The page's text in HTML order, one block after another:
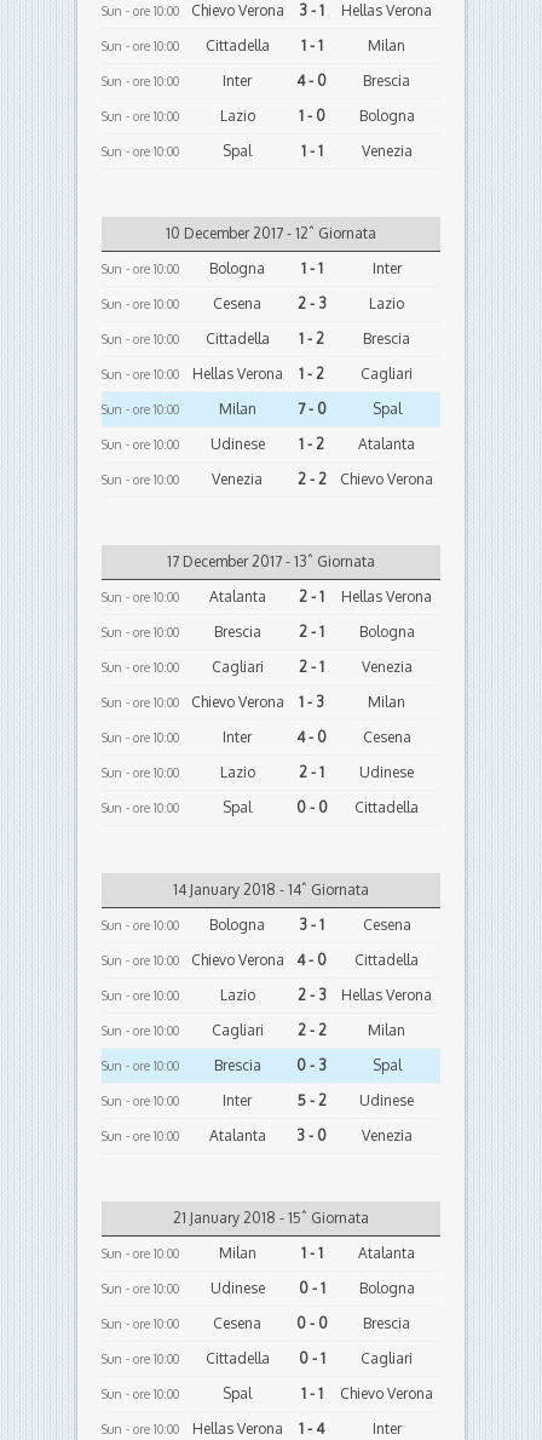
Sun - ore 10:00 Chievo Verona 3 - 1 Hellas Verona
Sun - ore 10:00 Cittadella 1 - 1 Milan
Sun - ore 10:00 Inter 4 - 0 Brescia
Sun - ore 10:00 Lazio 1 - 0 Bologna
Sun - ore 10:00 Spal 1 - 1 Venezia
10 December 2017 - 12ˆ Giornata
Sun - ore 10:00 Bologna 1 - 1 Inter
Sun - ore 10:00 Cesena 2 - 3 Lazio
Sun - ore 10:00 Cittadella 1 - 2 Brescia
Sun - ore 10:00 Hellas Verona 1 - 2 Cagliari
Sun - ore 10:00 Milan 7 - 0 Spal
Sun - ore 10:00 Udinese 1 - 2 Atalanta
Sun - ore 10:00 Venezia 2 - 2 Chievo Verona
17 December 2017 - 13ˆ Giornata
Sun - ore 10:00 Atalanta 2 - 1 Hellas Verona
Sun - ore 10:00 Brescia 2 - 1 Bologna
Sun - ore 10:00 Cagliari 2 - 1 Venezia
Sun - ore 10:00 Chievo Verona 1 - 3 Milan
Sun - ore 10:00 Inter 4 - 0 Cesena
Sun - ore 10:00 Lazio 2 - 1 Udinese
Sun - ore 10:00 Spal 0 - 0 Cittadella
14 January 2018 - 14ˆ Giornata
Sun - ore 10:00 Bologna 3 - 1 Cesena
Sun - ore 10:00 Chievo Verona 4 - 0 Cittadella
Sun - ore 10:00 Lazio 2 - 3 Hellas Verona
Sun - ore 10:00 Cagliari 2 - 2 Milan
Sun - ore 10:00 Brescia 0 - 3 Spal
Sun - ore 10:00 Inter 5 - 2 Udinese
Sun - ore 10:00 Atalanta 3 - 0 Venezia
21 January 2018 - 15ˆ Giornata
Sun - ore 10:00 Milan 1 - 1 Atalanta
Sun - ore 10:00 Udinese 0 - 1 Bologna
Sun - ore 10:00 Cesena 0 - 0 Brescia
Sun - ore 10:00 Cittadella 0 - 1 Cagliari
Sun - ore 10:00 Spal 1 - 1 Chievo Verona
Sun - ore 10:00 Hellas Verona 1 - 4 Inter